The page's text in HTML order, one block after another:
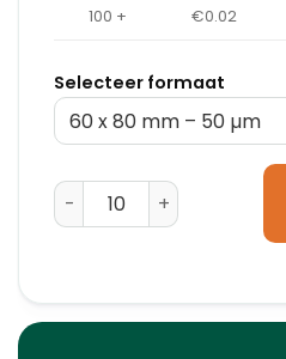
100 + €0.02
Selecteer formaat
Plastic Zakken (PE) 80 x